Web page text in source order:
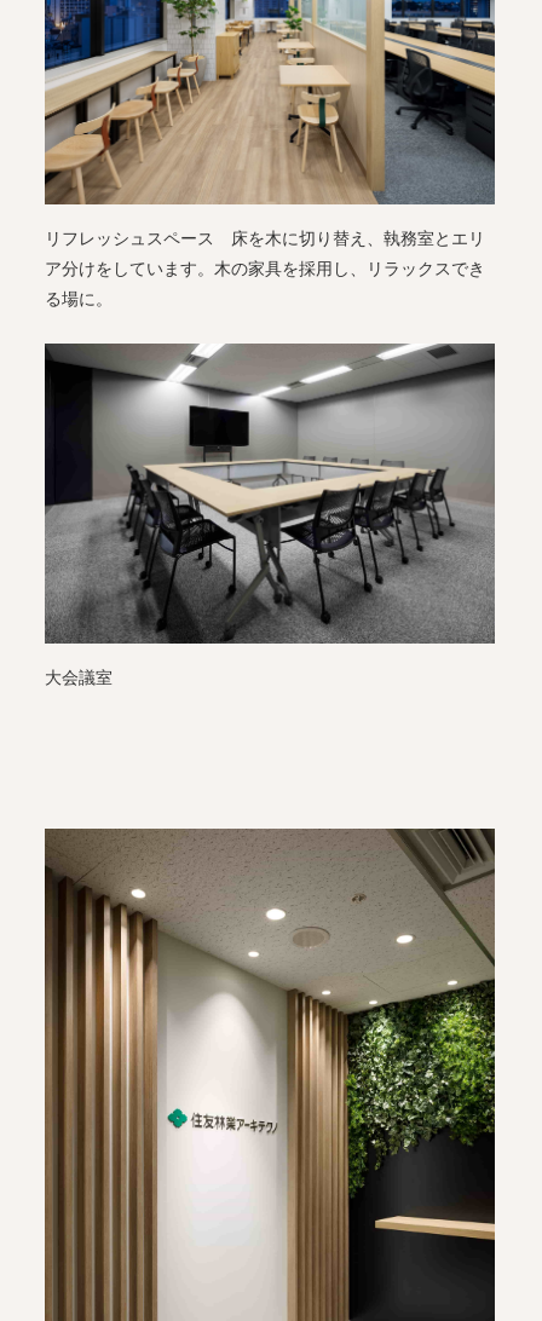
リフレッシュスペース 床を木に切り替え、執務室とエリ
ア分けをしています。木の家具を採用し、リラックスでき
る場に。
大会議室